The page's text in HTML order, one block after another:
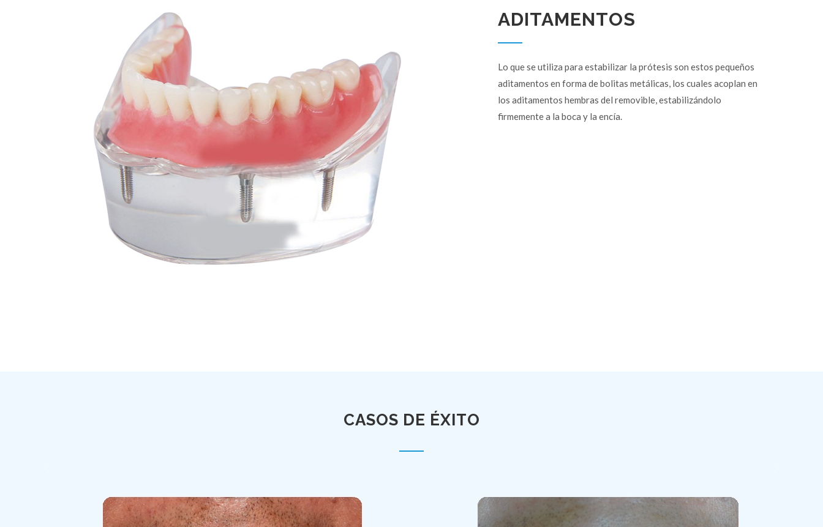
ADITAMENTOS
Lo que se utiliza para estabilizar la prótesis son estos pequeños
aditamentos en forma de bolitas metálicas, los cuales acoplan en
los aditamentos hembras del removible, estabilizándolo
firmemente a la boca y la encía.
CASOS DE ÉXITO